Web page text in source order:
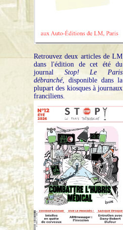
Retrouvez deux articles de LM
dans l'édition de cet été du
journal Stop! Le Paris
débranché, disponible dans la
plupart des kiosques à journaux
franciliens.